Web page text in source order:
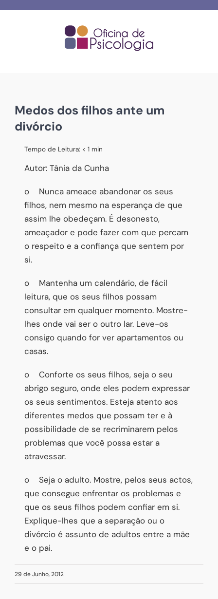
Medos dos filhos ante um
divórcio
Tempo de Leitura: < 1 min
Autor: Tânia da Cunha
o Nunca ameace abandonar os seus
filhos, nem mesmo na esperança de que
assim lhe obedeçam. É desonesto,
ameaçador e pode fazer com que percam
o respeito e a confiança que sentem por
si.
o Mantenha um calendário, de fácil
leitura, que os seus filhos possam
consultar em qualquer momento. Mostre-
lhes onde vai ser o outro lar. Leve-os
consigo quando for ver apartamentos ou
casas.
o Conforte os seus filhos, seja o seu
abrigo seguro, onde eles podem expressar
os seus sentimentos. Esteja atento aos
diferentes medos que possam ter e à
possibilidade de se recriminarem pelos
problemas que você possa estar a
atravessar.
o Seja o adulto. Mostre, pelos seus actos,
que consegue enfrentar os problemas e
que os seus filhos podem confiar em si.
Explique-lhes que a separação ou o
divórcio é assunto de adultos entre a mãe
e o pai.
29 de Junho, 2012